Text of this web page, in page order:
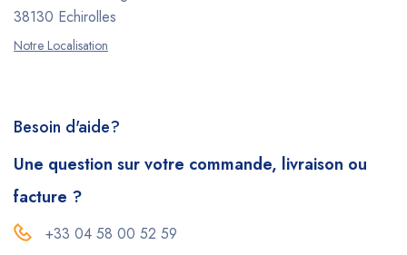
38130 Echirolles
Notre Localisation
Besoin d'aide?
Une question sur votre commande, livraison ou
facture ?
+33 04 58 00 52 59